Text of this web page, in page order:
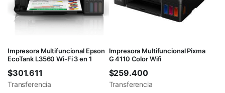
Impresora Multifuncional Epson
EcoTank L3560 Wi-Fi 3 en 1
$301.611
Transferencia
Impresora Multifuncional Pixma
G 4110 Color Wifi
$259.400
Transferencia